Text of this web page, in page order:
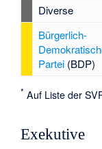
Diverse
Bürgerlich-
Partei(BDP)
* Auf Liste der
Exekutive